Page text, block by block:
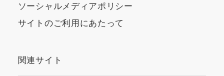
ソーシャルメディアポリシー
サイトのご利用にあたって
関連サイト